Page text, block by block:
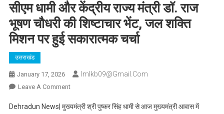
सीएम धामी और केंद्रीय राज्य मंत्री डॉ. राज
भूषण चौधरी की शिष्टाचार भेंट, जल शक्ति
मिशन पर हुई सकारात्मक चर्चा
उत्तराखंड
January 17, 2026 Imlkb09@gmail.com
Leave A CommentOn
धामी
Dehradun News| मुख्यमंत्री श्री पुष्कर सिंह धामी से आज मुख्यमंत्री आवास में